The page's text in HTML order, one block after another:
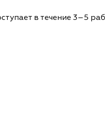
в течение 3–5